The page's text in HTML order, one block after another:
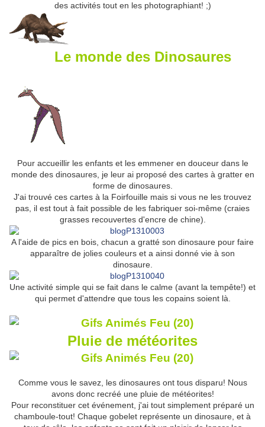
des activités tout en les photographiant! ;)
Le monde des Dinosaures
Pour accueillir les enfants et les emmener en douceur dans le
monde des dinosaures, je leur ai proposé des cartes à gratter en
forme de dinosaures.
J'ai trouvé ces cartes à la Foirfouille mais si vous ne les trouvez
pas, il est tout à fait possible de les fabriquer soi-même (craies
grasses recouvertes d'encre de chine).
A l'aide de pics en bois, chacun a gratté son dinosaure pour faire
apparaître de jolies couleurs et a ainsi donné vie à son
dinosaure.
Une activité simple qui se fait dans le calme (avant la tempête!) et
qui permet d'attendre que tous les copains soient là.
Pluie de météorites
Comme vous le savez, les dinosaures ont tous disparu! Nous
avons donc recréé une pluie de météorites!
Pour reconstituer cet événement, j'ai tout simplement préparé un
chamboule-tout! Chaque gobelet représente un dinosaure, et à